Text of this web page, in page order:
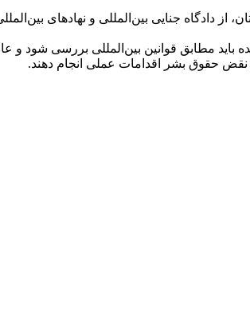
از دادگاه جنایی بین‌المللی و نهادهای
مطابق قوانین بین‌المللی بررسی شود و
نقض حقوق بشر اقدامات عملی انجام دهند.